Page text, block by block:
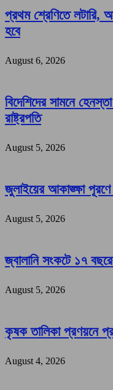
প্রথম শ্রেণিতে লটারি,
হবে
August 6, 2026
বিদেশিদের সামনে
রাষ্ট্রপতি
August 5, 2026
জুলাইয়ের আকাঙ্ক্ষা পূরণে
August 5, 2026
জ্বালানি সংকটে ১৭
August 5, 2026
কৃষক তালিকা প্রণয়নে
August 4, 2026